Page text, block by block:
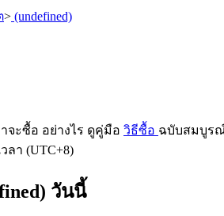
> (undefined)
ะซื้อ อย่างไร ดูคู่มือ วิธีซื้อ ฉบับสมบูรณ์
ลา (UTC+8)
วันนี้